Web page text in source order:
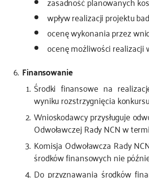
wpływ realizacji projektu
ocenę wykonania przez
ocenę możliwości realizacji
Finansowanie
Środki finansowe na
wyniku rozstrzygnięcia
Wnioskodawcy przysługuje
Odwoławczej Rady NCN w
Komisja Odwoławcza Rady
środków finansowych nie
Do przyznawania środków